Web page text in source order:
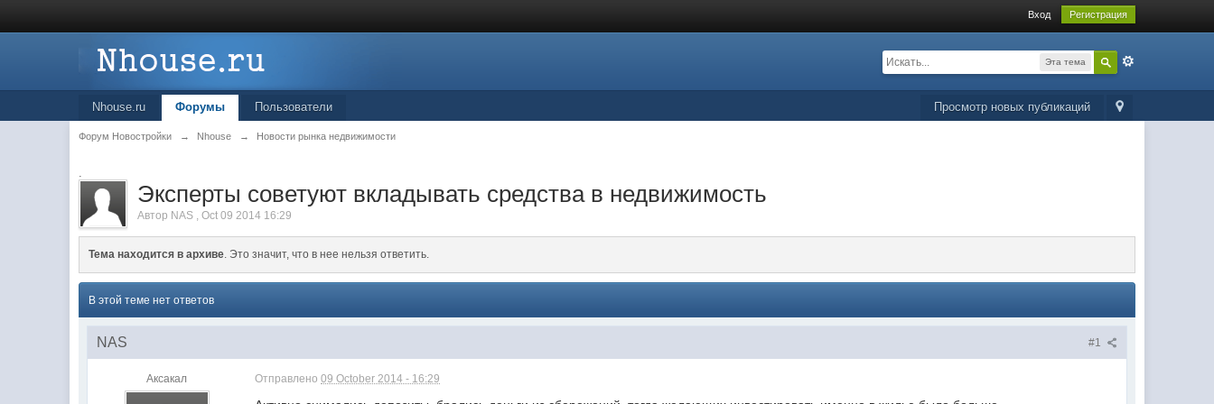
Вход Регистрация
Эта тема
Просмотр новых публикаций
Nhouse.ru Форумы Пользователи
Форум Новостройки → Nhouse → Новости рынка недвижимости
.
Эксперты советуют вкладывать средства в недвижимость
Автор NAS ,Oct 09 2014 16:29
Тема находится в архиве. Это значит, что в нее нельзя ответить.
В этой теме нет ответов
#1
NAS
Аксакал Отправлено09 October 2014 - 16:29